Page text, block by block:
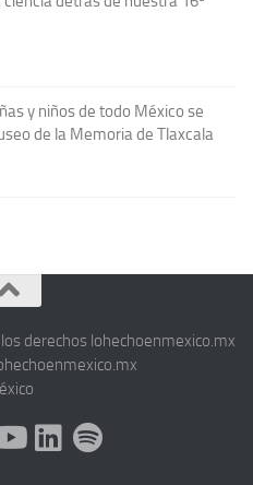
y niños de todo México se
de la Memoria de Tlaxcala
los derechos lohechoenmexico.mx